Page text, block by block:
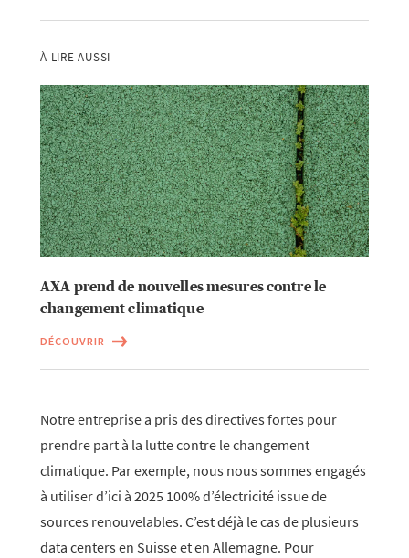
À LIRE AUSSI
AXA prend de nouvelles mesures contre le
changement climatique
DÉCOUVRIR
Notre entreprise a pris des directives fortes pour
prendre part à la lutte contre le changement
climatique. Par exemple, nous nous sommes engagés
à utiliser d’ici à 2025 100% d’électricité issue de
sources renouvelables. C’est déjà le cas de plusieurs
data centers en Suisse et en Allemagne. Pour